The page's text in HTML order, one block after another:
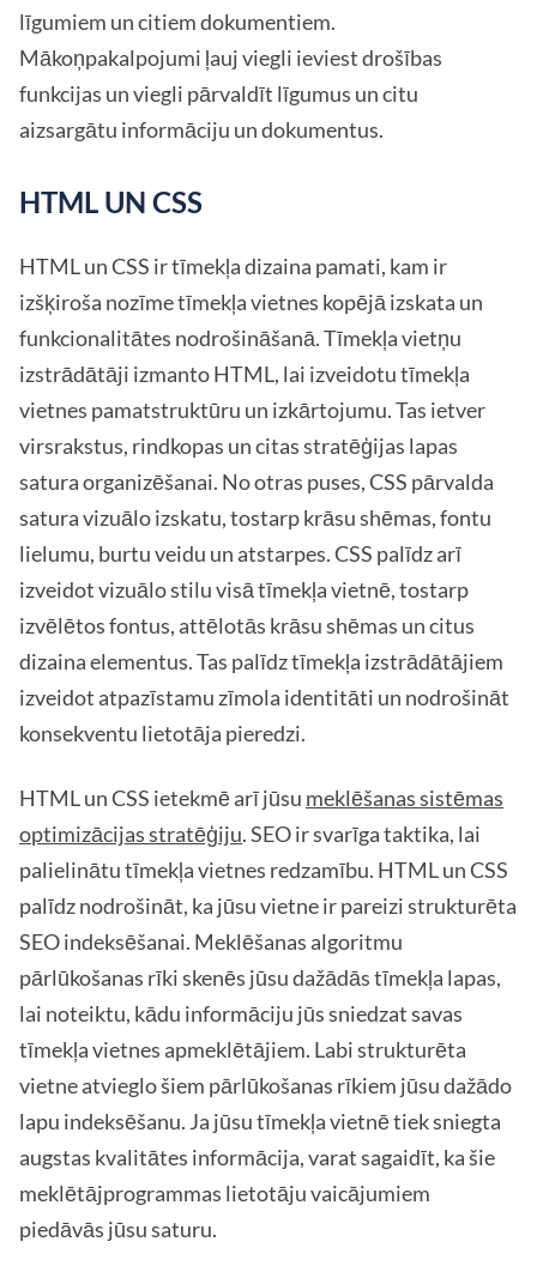
līgumiem un citiem dokumentiem.
Mākoņpakalpojumi ļauj viegli ieviest drošības
funkcijas un viegli pārvaldīt līgumus un citu
aizsargātu informāciju un dokumentus.
HTML UN CSS
HTML un CSS ir tīmekļa dizaina pamati, kam ir
izšķiroša nozīme tīmekļa vietnes kopējā izskata un
funkcionalitātes nodrošināšanā. Tīmekļa vietņu
izstrādātāji izmanto HTML, lai izveidotu tīmekļa
vietnes pamatstruktūru un izkārtojumu. Tas ietver
virsrakstus, rindkopas un citas stratēģijas lapas
satura organizēšanai. No otras puses, CSS pārvalda
satura vizuālo izskatu, tostarp krāsu shēmas, fontu
lielumu, burtu veidu un atstarpes. CSS palīdz arī
izveidot vizuālo stilu visā tīmekļa vietnē, tostarp
izvēlētos fontus, attēlotās krāsu shēmas un citus
dizaina elementus. Tas palīdz tīmekļa izstrādātājiem
izveidot atpazīstamu zīmola identitāti un nodrošināt
konsekventu lietotāja pieredzi.
HTML un CSS ietekmē arī jūsu meklēšanas sistēmas
optimizācijas stratēģiju. SEO ir svarīga taktika, lai
palielinātu tīmekļa vietnes redzamību. HTML un CSS
palīdz nodrošināt, ka jūsu vietne ir pareizi strukturēta
SEO indeksēšanai. Meklēšanas algoritmu
pārlūkošanas rīki skenēs jūsu dažādās tīmekļa lapas,
lai noteiktu, kādu informāciju jūs sniedzat savas
tīmekļa vietnes apmeklētājiem. Labi strukturēta
vietne atvieglo šiem pārlūkošanas rīkiem jūsu dažādo
lapu indeksēšanu. Ja jūsu tīmekļa vietnē tiek sniegta
augstas kvalitātes informācija, varat sagaidīt, ka šie
meklētājprogrammas lietotāju vaicājumiem
piedāvās jūsu saturu.